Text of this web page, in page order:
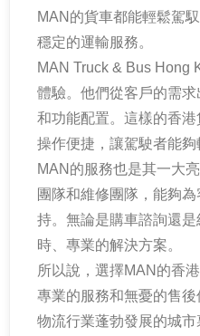
MAN的貨車都能輕鬆駕
穩定的運輸服務。
MAN Truck & Bus Hong
體驗。他們從客戶的需
和功能配置。這樣的香
操作便捷，讓駕駛者能夠
MAN的服務也是其一大
團隊和維修團隊，能夠
持。無論是購車諮詢還
時、專業的解決方案。
所以說，選擇MAN的香
專業的服務和無憂的售
物流行業蓬勃發展的城